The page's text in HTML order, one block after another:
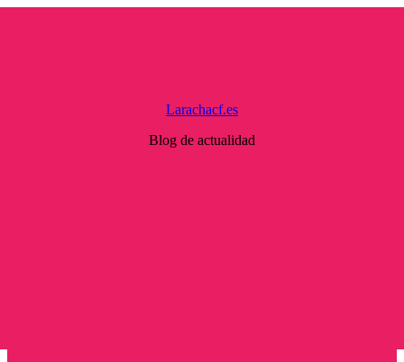
Larachacf.es
Blog de actualidad